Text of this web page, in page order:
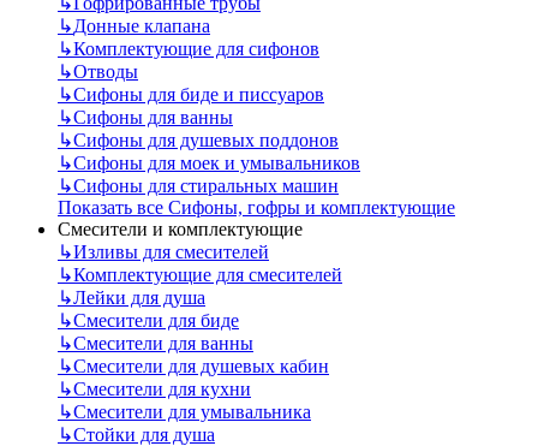
↳Донные клапана
↳Комплектующие для сифонов
↳Отводы
↳Сифоны для биде и писсуаров
↳Сифоны для ванны
↳Сифоны для душевых поддонов
↳Сифоны для моек и умывальников
↳Сифоны для стиральных машин
Показать все Сифоны, гофры и комплектующие
Смесители и комплектующие
↳Изливы для смесителей
↳Комплектующие для смесителей
↳Лейки для душа
↳Смесители для биде
↳Смесители для ванны
↳Смесители для душевых кабин
↳Смесители для кухни
↳Смесители для умывальника
↳Стойки для душа